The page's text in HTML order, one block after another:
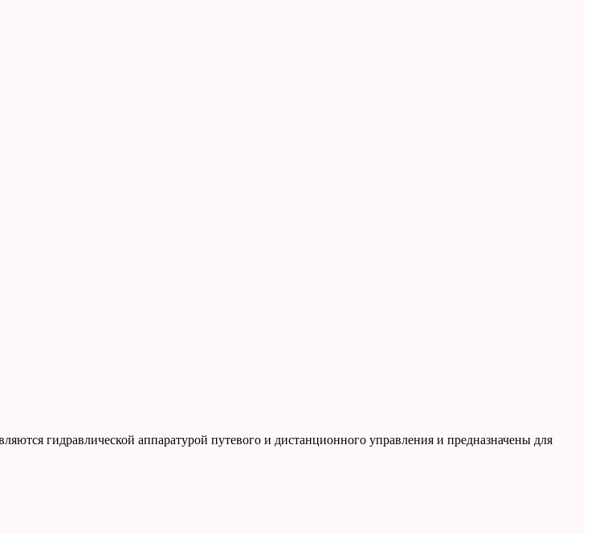
гидравлической аппаратурой путевого и дистанционного управления и предназначены для